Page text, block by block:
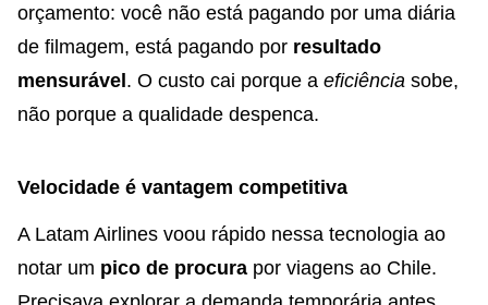
orçamento: você não está pagando por uma diária
de filmagem, está pagando por resultado
mensurável. O custo cai porque a eficiência sobe,
não porque a qualidade despenca.
Velocidade é vantagem competitiva
A Latam Airlines voou rápido nessa tecnologia ao
notar um pico de procura por viagens ao Chile.